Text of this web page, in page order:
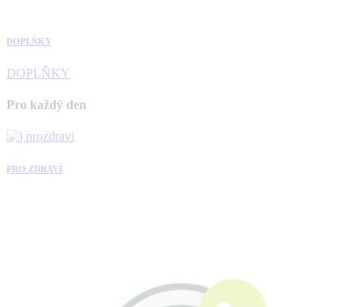
DOPLŇKY
DOPLŇKY
Pro každý den
PRO ZDRAVÍ